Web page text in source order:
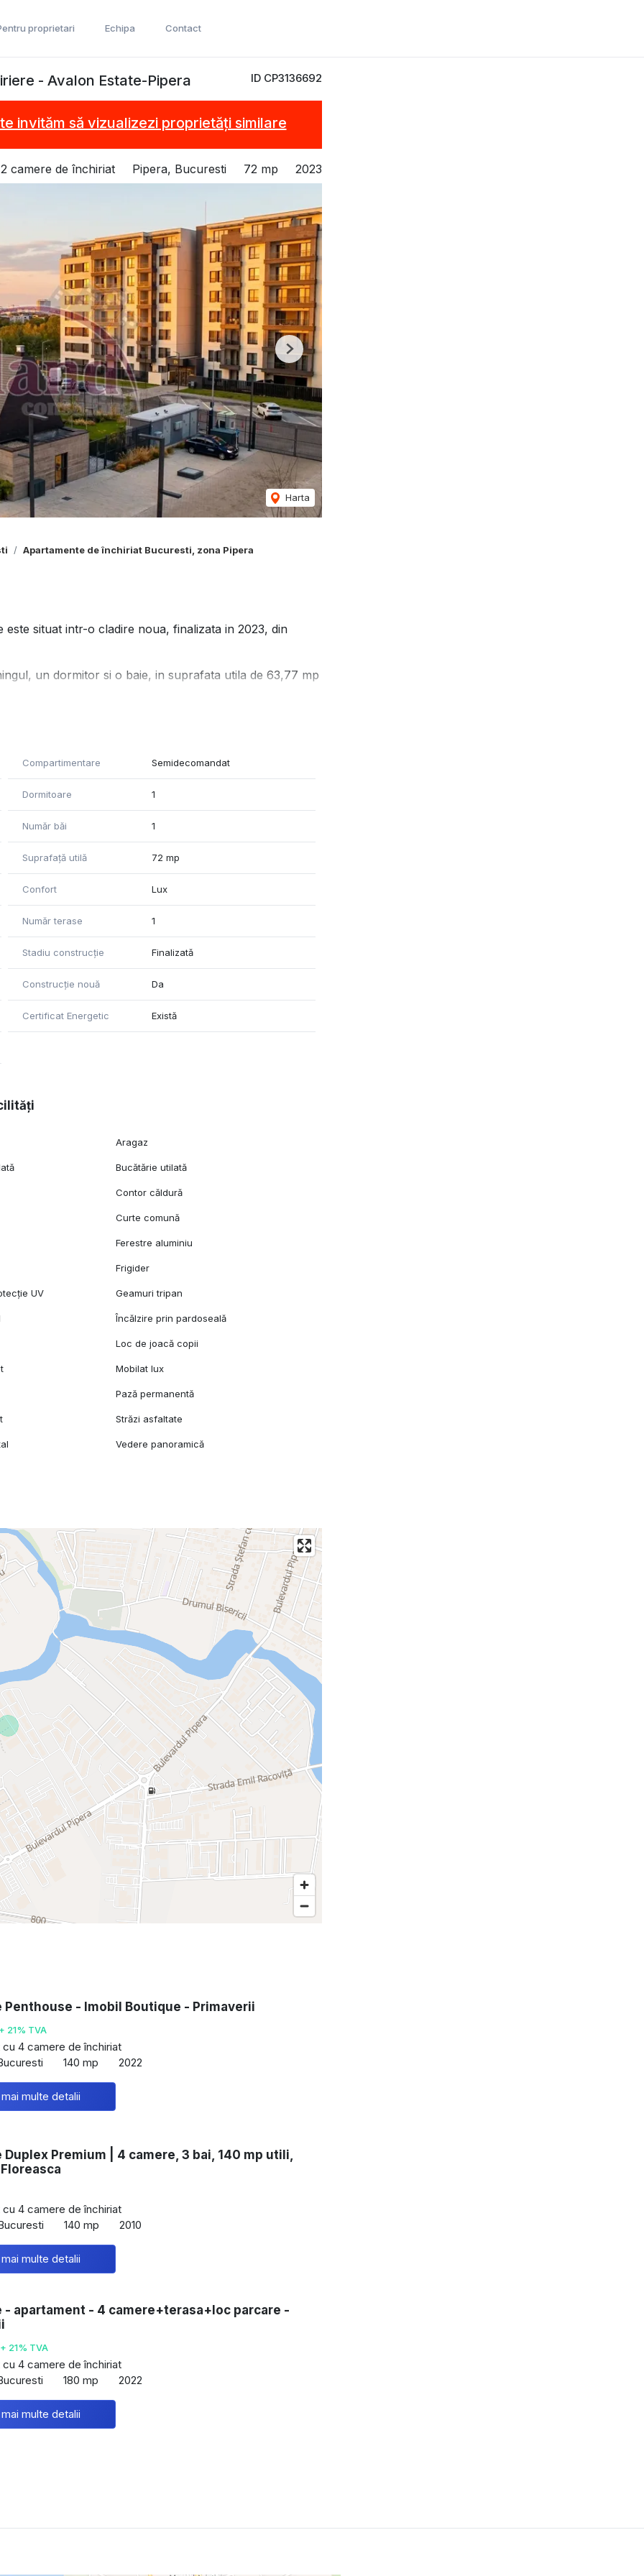
proprietari Echipa Contact
ID CP3136692
- Avalon Estate-Pipera
te invităm să vizualizezi proprietăți similare
camere de închiriat Pipera, Bucuresti 72 mp 2023
Harta
Next
Apartamente de închiriat Bucuresti, zona Pipera
situat intr-o cladire noua, finalizata in 2023, din
un dormitor si o baie, in suprafata utila de 63,77 mp
inchiria contra cost cu 100 euro/luna.
masina de Promenada Mall.
Compartimentare Semidecomandat
Dormitoare 1
Număr băi 1
Suprafață utilă 72 mp
Confort Lux
Număr terase 1
Stadiu construcție Finalizată
Construcție nouă Da
Certificat Energetic Există
Aragaz
Bucătărie utilată
Contor căldură
Curte comună
Ferestre aluminiu
Frigider
UV Geamuri tripan
Încălzire prin pardoseală
Loc de joacă copii
Mobilat lux
Pază permanentă
Străzi asfaltate
Vedere panoramică
Penthouse - Imobil Boutique - Primaverii
+ 21% TVA
4 camere de închiriat
140 mp 2022
multe detalii
Premium | 4 camere, 3 bai, 140 mp utili,
4 camere de închiriat
140 mp 2010
multe detalii
- apartament - 4 camere+terasa+loc parcare -
+ 21% TVA
4 camere de închiriat
180 mp 2022
multe detalii